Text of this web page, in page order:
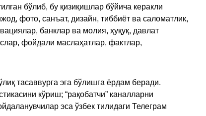
бўлиб, бу қизиқишлар бўйича керакли
фото, санъат, дизайн, тиббиёт ва саломатлик,
банклар ва молия, ҳуқуқ, давлат
фойдали маслаҳатлар, фактлар,
тасаввурга эга бўлишга ёрдам беради.
кўриш; “рақобатчи” каналларни
эса ўзбек тилидаги Телеграм